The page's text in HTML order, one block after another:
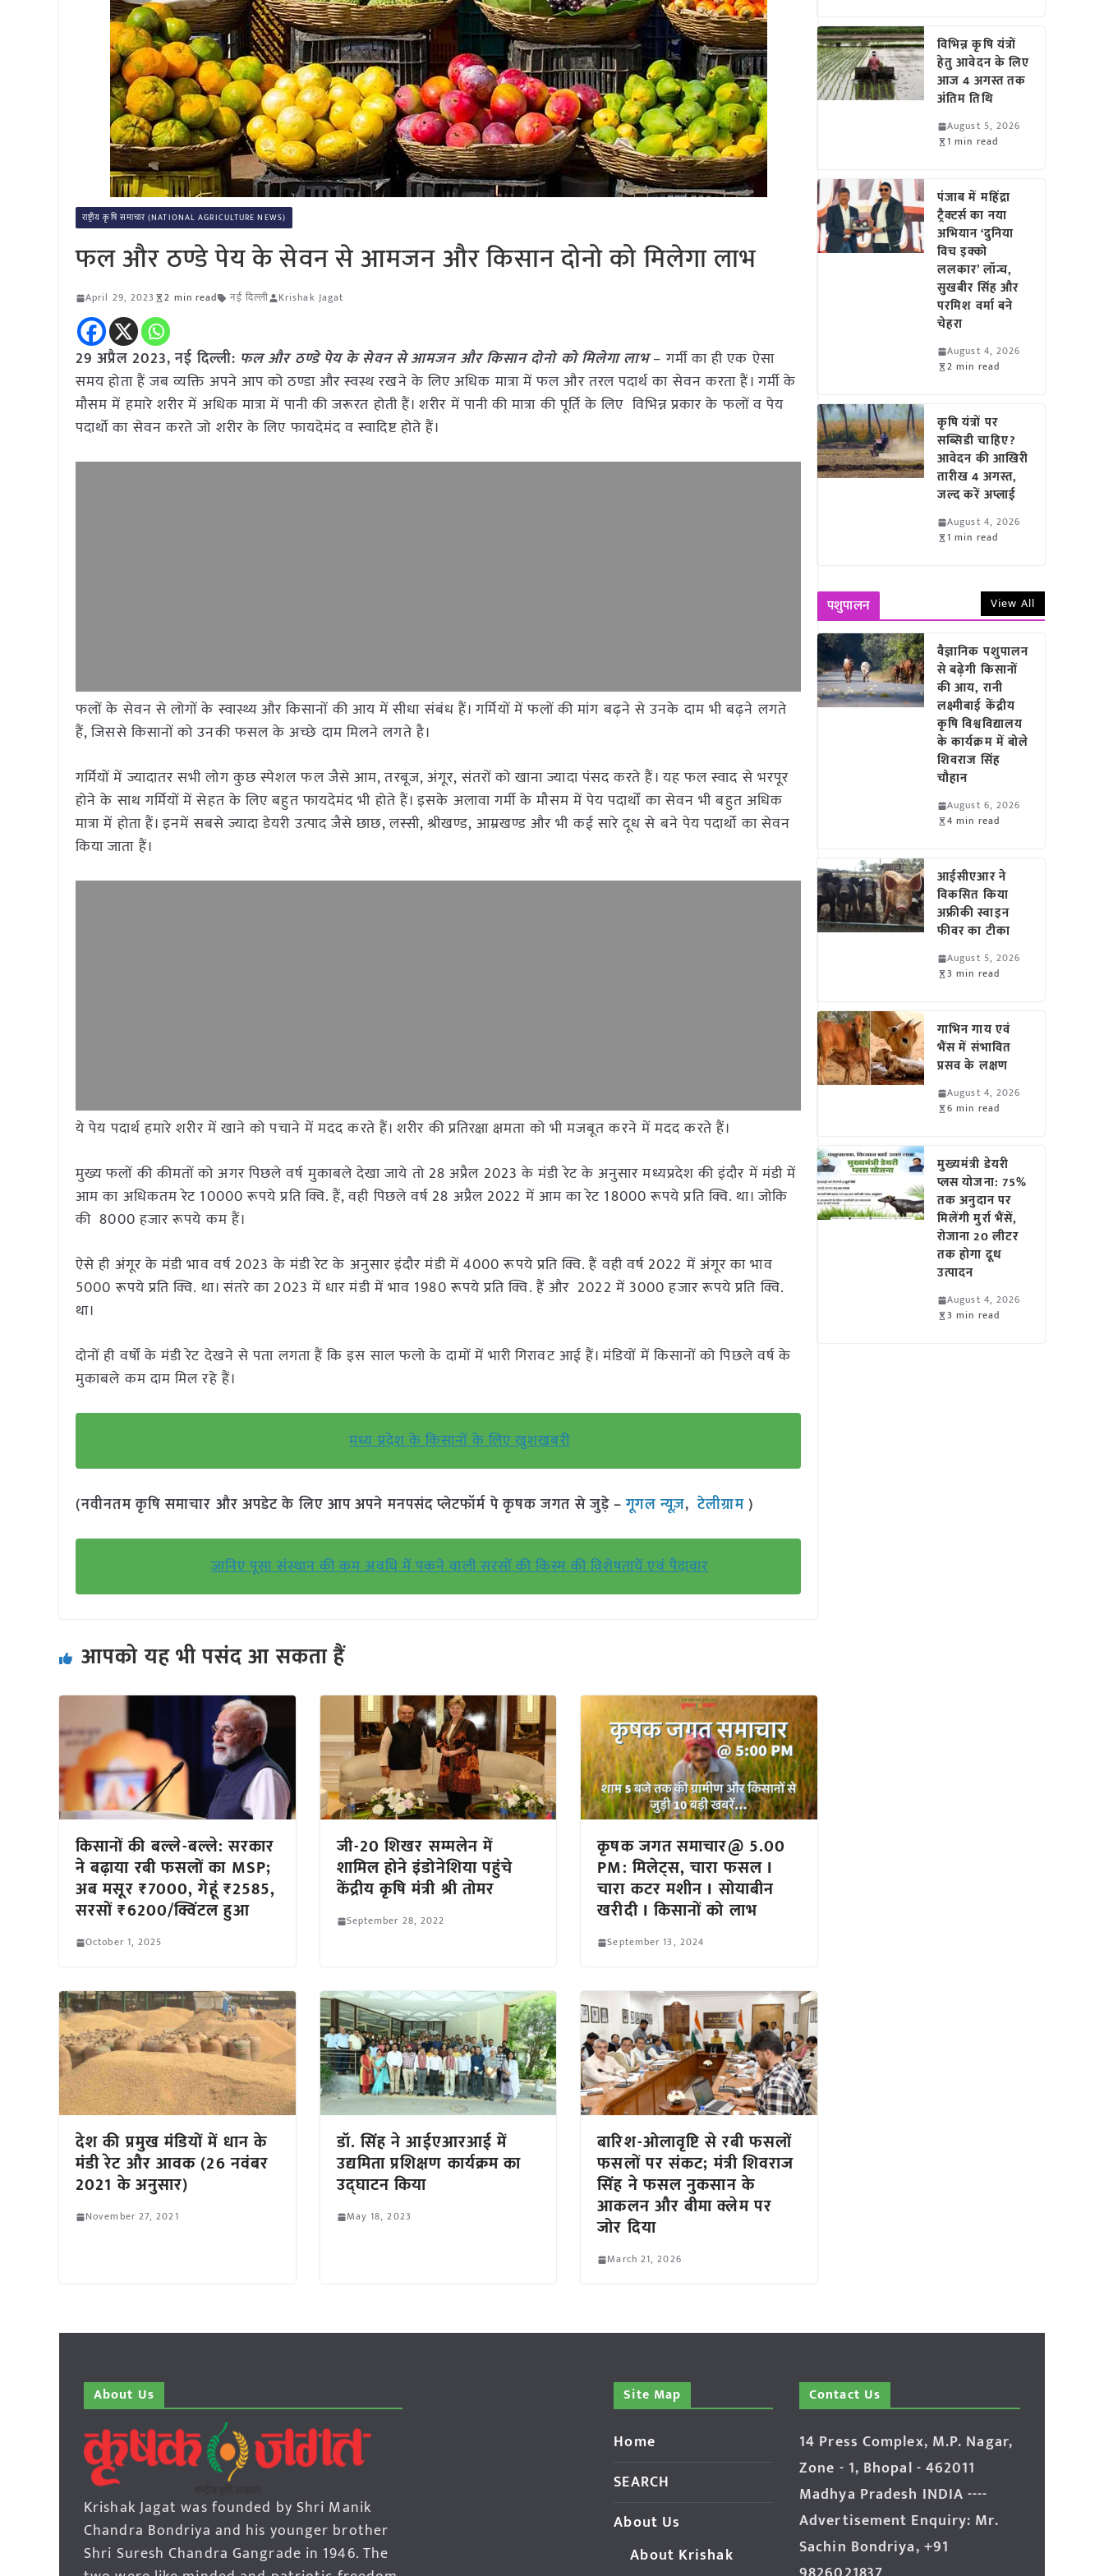
राष्ट्रीय कृषि समाचार (NATIONAL AGRICULTURE NEWS)
फल और ठण्डे पेय के सेवन से आमजन और किसान दोनो को मिलेगा लाभ
April 29, 2023 2 min read नई दिल्ली Krishak Jagat
29 अप्रैल 2023, नई दिल्ली: फल और ठण्डे पेय के सेवन से आमजन और किसान दोनो को मिलेगा लाभ– गर्मी का ही एक ऐसा
समय होता हैं जब व्यक्ति अपने आप को ठण्डा और स्वस्थ रखने के लिए अधिक मात्रा में फल और तरल पदार्थ का सेवन करता हैं। गर्मी के
मौसम में हमारे शरीर में अधिक मात्रा में पानी की जरूरत होती हैं। शरीर में पानी की मात्रा की पूर्ति के लिए विभिन्न प्रकार के फलों व पेय
पदार्थो का सेवन करते जो शरीर के लिए फायदेमंद व स्वादिष्ट होते हैं।
फलों के सेवन से लोगों के स्वास्थ्य और किसानों की आय में सीधा संबंध हैं। गर्मियों में फलों की मांग बढ़ने से उनके दाम भी बढ़ने लगते
हैं, जिससे किसानों को उनकी फसल के अच्छे दाम मिलने लगते है।
गर्मियों में ज्यादातर सभी लोग कुछ स्पेशल फल जैसे आम, तरबूज, अंगूर, संतरों को खाना ज्यादा पंसद करते हैं। यह फल स्वाद से भरपूर
होने के साथ गर्मियों में सेहत के लिए बहुत फायदेमंद भी होते हैं। इसके अलावा गर्मी के मौसम में पेय पदार्थों का सेवन भी बहुत अधिक
मात्रा में होता हैं। इनमें सबसे ज्यादा डेयरी उत्पाद जैसे छाछ, लस्सी, श्रीखण्ड, आम्रखण्ड और भी कई सारे दूध से बने पेय पदार्थो का सेवन
किया जाता हैं।
ये पेय पदार्थ हमारे शरीर में खाने को पचाने में मदद करते हैं। शरीर की प्रतिरक्षा क्षमता को भी मजबूत करने में मदद करते हैं।
मुख्य फलों की कीमतों को अगर पिछले वर्ष मुकाबले देखा जाये तो 28 अप्रैल 2023 के मंडी रेट के अनुसार मध्यप्रदेश की इंदौर में मंडी में
आम का अधिकतम रेट 10000 रूपये प्रति क्वि. हैं, वही पिछले वर्ष 28 अप्रैल 2022 में आम का रेट 18000 रूपये प्रति क्वि. था। जोकि
की 8000 हजार रूपये कम हैं।
ऐसे ही अंगूर के मंडी भाव वर्ष 2023 के मंडी रेट के अनुसार इंदौर मंडी में 4000 रूपये प्रति क्वि. हैं वही वर्ष 2022 में अंगूर का भाव
5000 रूपये प्रति क्वि. था। संतरे का 2023 में धार मंडी में भाव 1980 रूपये प्रति क्वि. हैं और 2022 में 3000 हजार रूपये प्रति क्वि.
था।
दोनों ही वर्षों के मंडी रेट देखने से पता लगता हैं कि इस साल फलो के दामों में भारी गिरावट आई हैं। मंडियों में किसानों को पिछले वर्ष के
मुकाबले कम दाम मिल रहे हैं।
मध्य प्रदेश के किसानों के लिए खुशखबरी
(नवीनतम कृषि समाचार और अपडेट के लिए आप अपने मनपसंद प्लेटफॉर्म पे कृषक जगत से जुड़े –गूगल न्यूज़,टेलीग्राम)
जानिए पूसा संस्थान की कम अवधि में पकने वाली सरसों की किस्म की विशेषतायें एवं पैदावार
आपको यह भी पसंद आ सकता हैं
किसानों की बल्ले-बल्ले: सरकार
ने बढ़ाया रबी फसलों का MSP;
अब मसूर ₹7000, गेहूं ₹2585,
सरसों ₹6200/क्विंटल हुआ
October 1, 2025
जी-20 शिखर सम्मलेन में
शामिल होने इंडोनेशिया पहुंचे
केंद्रीय कृषि मंत्री श्री तोमर
September 28, 2022
कृषक जगत समाचार@ 5.00
PM: मिलेट्स, चारा फसल I
चारा कटर मशीन I सोयाबीन
खरीदी I किसानों को लाभ
September 13, 2024
देश की प्रमुख मंडियों में धान के
मंडी रेट और आवक (26 नवंबर
2021 के अनुसार)
November 27, 2021
डॉ. सिंह ने आईएआरआई में
उद्यमिता प्रशिक्षण कार्यक्रम का
उद्घाटन किया
May 18, 2023
बारिश-ओलावृष्टि से रबी फसलों
फसलों पर संकट; मंत्री शिवराज
सिंह ने फसल नुकसान के
आकलन और बीमा क्लेम पर
जोर दिया
March 21, 2026
विभिन्न कृषि यंत्रों
हेतु आवेदन के लिए
आज 4 अगस्त तक
अंतिम तिथि
August 5, 2026
1 min read
पंजाब में महिंद्रा
ट्रैक्टर्स का नया
अभियान ‘दुनिया
विच इक्को
ललकार’ लॉन्च,
सुखबीर सिंह और
परमिश वर्मा बने
चेहरा
August 4, 2026
2 min read
कृषि यंत्रों पर
सब्सिडी चाहिए?
आवेदन की आखिरी
तारीख 4 अगस्त,
जल्द करें अप्लाई
August 4, 2026
1 min read
पशुपालन View All
वैज्ञानिक पशुपालन
से बढ़ेगी किसानों
की आय, रानी
लक्ष्मीबाई केंद्रीय
कृषि विश्वविद्यालय
के कार्यक्रम में बोले
शिवराज सिंह
चौहान
August 6, 2026
4 min read
आईसीएआर ने
विकसित किया
अफ्रीकी स्वाइन
फीवर का टीका
August 5, 2026
3 min read
गाभिन गाय एवं
भैंस में संभावित
प्रसव के लक्षण
August 4, 2026
6 min read
मुख्यमंत्री डेयरी
प्लस योजना: 75%
तक अनुदान पर
मिलेंगी मुर्रा भैंसें,
रोजाना 20 लीटर
तक होगा दूध
उत्पादन
August 4, 2026
3 min read
About Us
Krishak Jagat was founded by Shri Manik
Chandra Bondriya and his younger brother
Shri Suresh Chandra Gangrade in 1946. The
Site Map
Home
SEARCH
About Us
About Krishak
Contact Us
14 Press Complex, M.P. Nagar,
Zone - 1, Bhopal - 462011
Madhya Pradesh INDIA ----
Advertisement Enquiry: Mr.
Sachin Bondriya, +91